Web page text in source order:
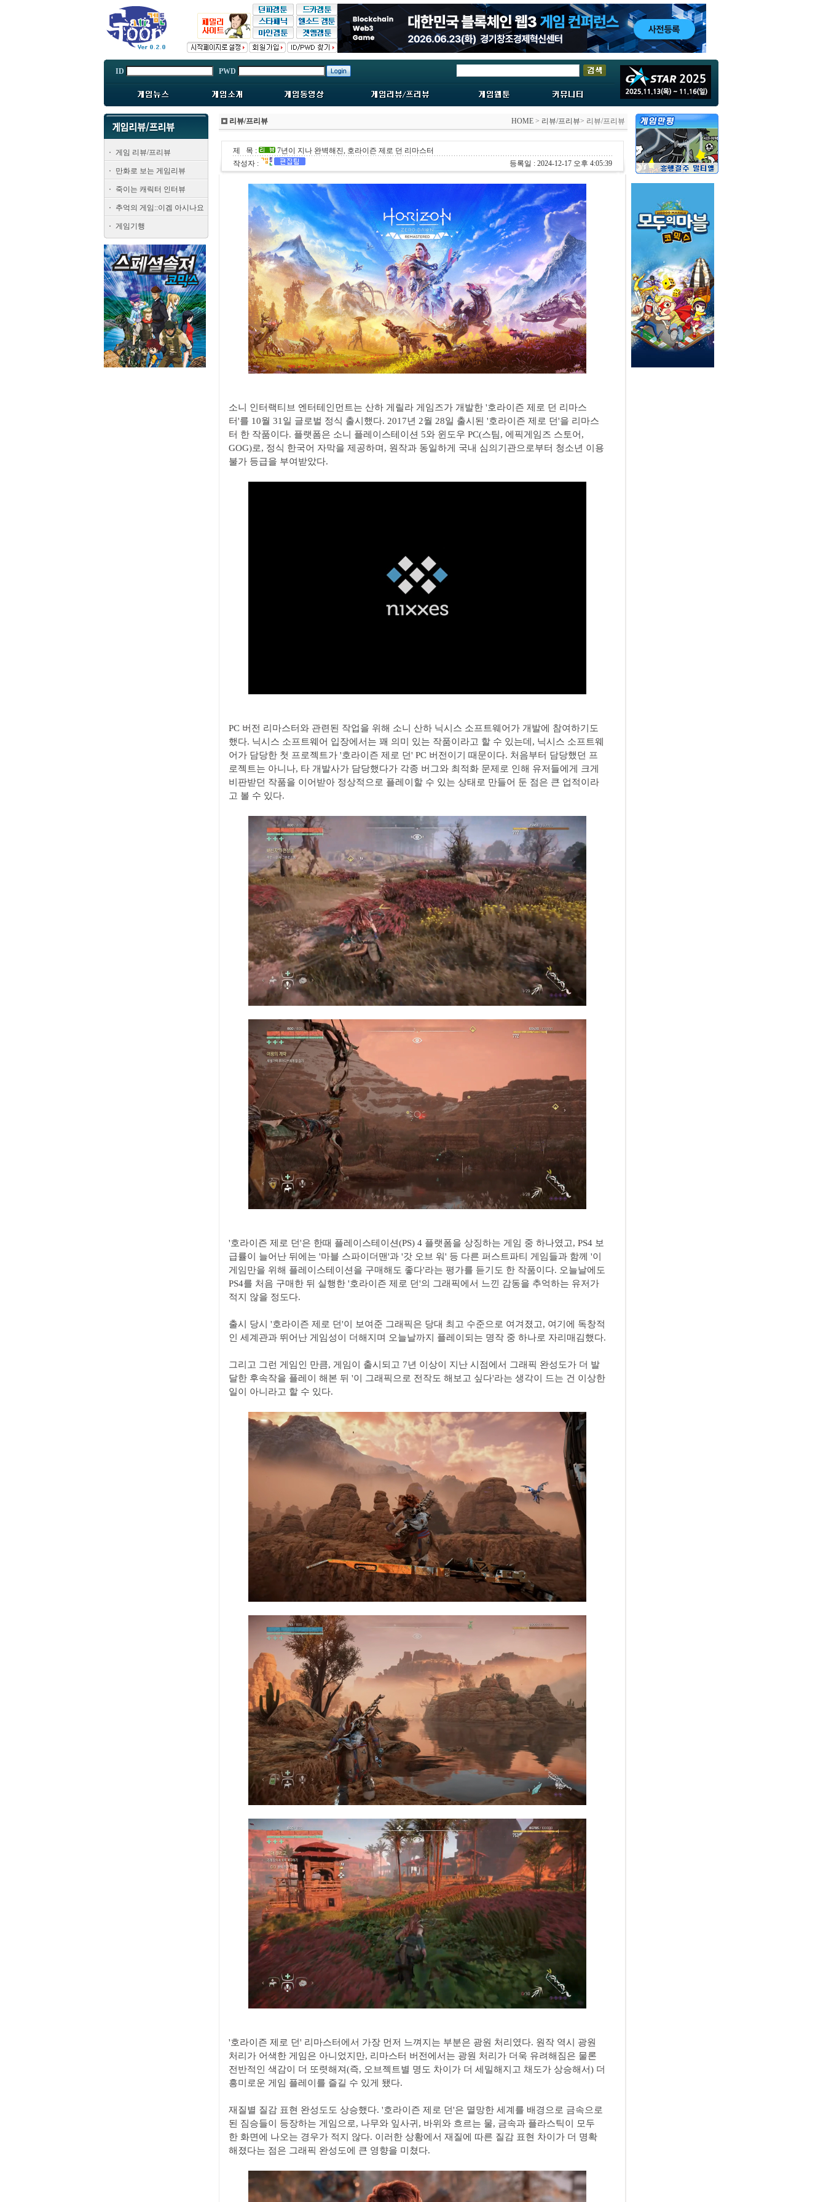
ID PWD
게임 리뷰/프리뷰
만화로 보는 게임리뷰
죽이는 캐릭터 인터뷰
추억의 게임::이겜 아시나요
게임기행
리뷰/프리뷰 HOME > 리뷰/프리뷰> 리뷰/프리뷰
제 목 :
7년이 지나 완벽해진, 호라이즌 제로 던 리마스터
작성자 :
등록일 : 2024-12-17 오후 4:05:39
소니 인터랙티브 엔터테인먼트는 산하 게릴라 게임즈가 개발한 '호라이즌 제로 던 리마스
터'를 10월 31일 글로벌 정식 출시했다. 2017년 2월 28일 출시된 '호라이즌 제로 던'을 리마스
터 한 작품이다. 플랫폼은 소니 플레이스테이션 5와 윈도우 PC(스팀, 에픽게임즈 스토어,
GOG)로, 정식 한국어 자막을 제공하며, 원작과 동일하게 국내 심의기관으로부터 청소년 이용
불가 등급을 부여받았다.
PC 버전 리마스터와 관련된 작업을 위해 소니 산하 닉시스 소프트웨어가 개발에 참여하기도
했다. 닉시스 소프트웨어 입장에서는 꽤 의미 있는 작품이라고 할 수 있는데, 닉시스 소프트웨
어가 담당한 첫 프로젝트가 '호라이즌 제로 던' PC 버전이기 때문이다. 처음부터 담당했던 프
로젝트는 아니나, 타 개발사가 담당했다가 각종 버그와 최적화 문제로 인해 유저들에게 크게
비판받던 작품을 이어받아 정상적으로 플레이할 수 있는 상태로 만들어 둔 점은 큰 업적이라
고 볼 수 있다.
'호라이즌 제로 던'은 한때 플레이스테이션(PS) 4 플랫폼을 상징하는 게임 중 하나였고, PS4 보
급률이 늘어난 뒤에는 '마블 스파이더맨'과 '갓 오브 워' 등 다른 퍼스트파티 게임들과 함께 '이
게임만을 위해 플레이스테이션을 구매해도 좋다'라는 평가를 듣기도 한 작품이다. 오늘날에도
PS4를 처음 구매한 뒤 실행한 '호라이즌 제로 던'의 그래픽에서 느낀 감동을 추억하는 유저가
적지 않을 정도다.
출시 당시 '호라이즌 제로 던'이 보여준 그래픽은 당대 최고 수준으로 여겨졌고, 여기에 독창적
인 세계관과 뛰어난 게임성이 더해지며 오늘날까지 플레이되는 명작 중 하나로 자리매김했다.
그리고 그런 게임인 만큼, 게임이 출시되고 7년 이상이 지난 시점에서 그래픽 완성도가 더 발
달한 후속작을 플레이 해본 뒤 '이 그래픽으로 전작도 해보고 싶다'라는 생각이 드는 건 이상한
일이 아니라고 할 수 있다.
'호라이즌 제로 던' 리마스터에서 가장 먼저 느껴지는 부분은 광원 처리였다. 원작 역시 광원
처리가 어색한 게임은 아니었지만, 리마스터 버전에서는 광원 처리가 더욱 유려해짐은 물론
전반적인 색감이 더 또렷해져(즉, 오브젝트별 명도 차이가 더 세밀해지고 채도가 상승해서) 더
흥미로운 게임 플레이를 즐길 수 있게 됐다.
재질별 질감 표현 완성도도 상승했다. '호라이즌 제로 던'은 멸망한 세계를 배경으로 금속으로
된 짐승들이 등장하는 게임으로, 나무와 잎사귀, 바위와 흐르는 물, 금속과 플라스틱이 모두
한 화면에 나오는 경우가 적지 않다. 이러한 상황에서 재질에 따른 질감 표현 차이가 더 명확
해졌다는 점은 그래픽 완성도에 큰 영향을 미쳤다.